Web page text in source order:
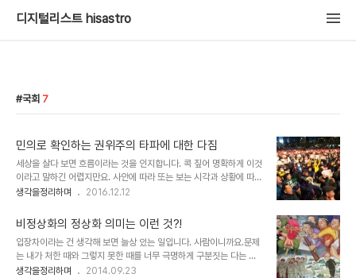
디지털리스트 hisastro
국회 7
민의로 확인하는 권위주의 타파에 대한 다짐
세상을 살다 보면 흐름이라는 것을 인지합니다. 콕 짚어 명확하게 이것
이라고 말하긴 어렵지만요. 사안에 따라 또는 보는 시각과 상황에 따라
이야기될 수 있는 수많은 흐름을 한마디로 어떻다. 정의한다는 것 자체
흐름을 감지하고 있습니다. 아직 그 흐름이 가져올 결과에 대해 쉽게
예단하지도 않지만, 어디로 흘러가야 하는지 향해야 할 방향에 대한 생
각은 어느 정도 일치한다고 생각합니다. 그것은 다른 무엇보다 왜곡된
힘과 권위에 대한 청산에 있지 않을까 저는 확신합니다.민의의 함성으
로 대의민주주의에 있어 첫 번째 연결고리라 할 수 있는 국회는 대통령
생각을정리하며 2016.12.12
비정상화의 정상화 의미는 이런 것?!
입장차이라는 건 생각해 보면 늘상 있는 일입니다. 사람이니까요.문제
는 내가 처한 때와 그렇지 못한 때를 너무 극명하게 구분짓는 다는 겁
니다. 그것도 본능적으로... 처절하게 겪지 못한 것이라서? 그렇기도
생각을정리하며 2014.09.23